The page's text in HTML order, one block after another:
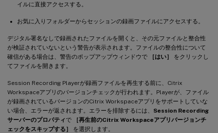
イルに直接アクセスする。
お気に入りフォルダーからセッションの録画ファイルにアクセスする。
デジタル署名なしで録画されたファイルを開くと、その元ファイルと整合性
が検証されていないという警告が表示されます。ファイルの整合性について
確信がある場合は、警告のポップアップウィンドウで
［はい］
をクリックし
てファイルを開きます。
Session Recording Playerが録画ファイルを再生する前に、Citrix
Workspaceアプリのバージョンチェックが行われます。Playerが、ファイル
が録画されているバージョンのCitrix Workspaceアプリをサポートしていな
い場合、エラーが返されます。エラーを排除するには、 Session Recording
サーバーのプロパティ で
［再生前のCitrix Workspaceアプリバージョンチ
ェックをスキップする］
を選択します。